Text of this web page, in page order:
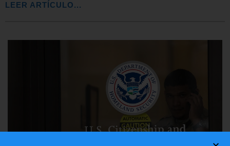
LEER ARTÍCULO...